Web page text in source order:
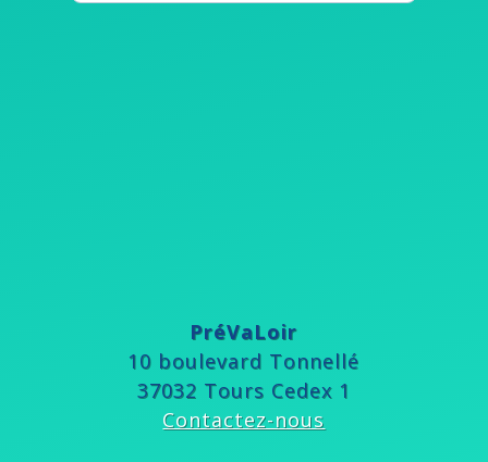
PréVaLoir
10 boulevard Tonnellé
37032 Tours Cedex 1
Contactez-nous